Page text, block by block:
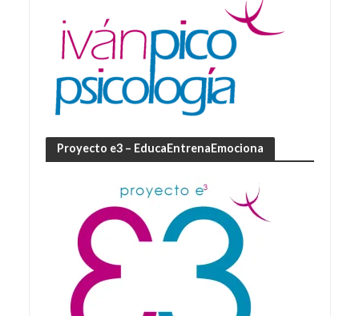
Proyecto e3 – EducaEntrenaEmociona